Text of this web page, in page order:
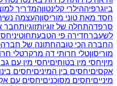
ביוגרפיההילרי קלינטוןהמדריך
חסד מאת טוני מוריסוןהעצמה
סרפדהתחלה של זוגיותזוגיותחבר
לשעברחדירה פי הטבעתחוטיני
החברה הכי טובהחתונה של חברה
מוריסוןטלי חרותי דה מרקרטלי
מיןיחסי מין בטוחיםיחסי מין עם
אקסיםיחסים בין המיניםיחסים
מינייםיחסים מסוכניםיחסים עם